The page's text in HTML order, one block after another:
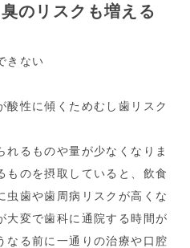
のリスクも増える
きない
酸性に傾くためむし歯リスク
るものや量が少なくなりま
ものを摂取していると、飲食
虫歯や歯周病リスクが高くな
大変で歯科に通院する時間が
なる前に一通りの治療や口腔